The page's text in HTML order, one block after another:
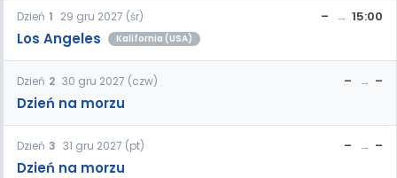
Dzień 1 29 gru 2027 (śr)
Los Angeles Kalifornia (USA)
– 15:00
Dzień 2 30 gru 2027 (czw)
Dzień na morzu
– –
Dzień 3 31 gru 2027 (pt)
Dzień na morzu
– –